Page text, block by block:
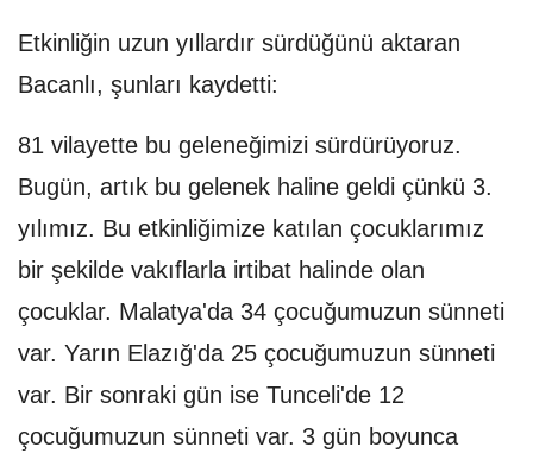
Etkinliğin uzun yıllardır sürdüğünü aktaran
Bacanlı, şunları kaydetti:
81 vilayette bu geleneğimizi sürdürüyoruz.
Bugün, artık bu gelenek haline geldi çünkü 3.
yılımız. Bu etkinliğimize katılan çocuklarımız
bir şekilde vakıflarla irtibat halinde olan
çocuklar. Malatya'da 34 çocuğumuzun sünneti
var. Yarın Elazığ'da 25 çocuğumuzun sünneti
var. Bir sonraki gün ise Tunceli'de 12
çocuğumuzun sünneti var. 3 gün boyunca